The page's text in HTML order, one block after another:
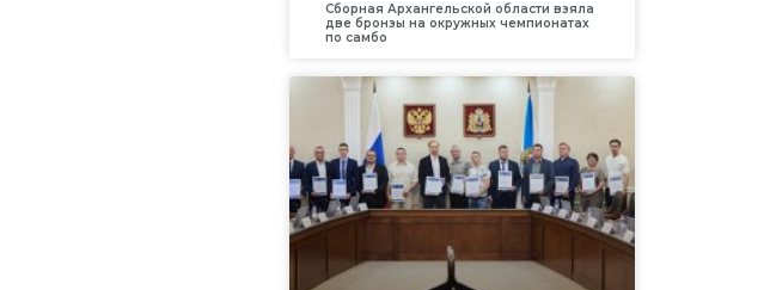
Сборная Архангельской области взяла
две бронзы на окружных чемпионатах
по самбо